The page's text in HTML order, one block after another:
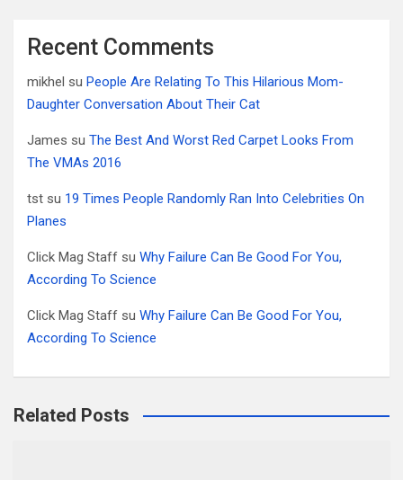
Recent Comments
mikhel su People Are Relating To This Hilarious Mom-
Daughter Conversation About Their Cat
James su The Best And Worst Red Carpet Looks From
The VMAs 2016
tst su 19 Times People Randomly Ran Into Celebrities On
Planes
Click Mag Staff su Why Failure Can Be Good For You,
According To Science
Click Mag Staff su Why Failure Can Be Good For You,
According To Science
Related Posts